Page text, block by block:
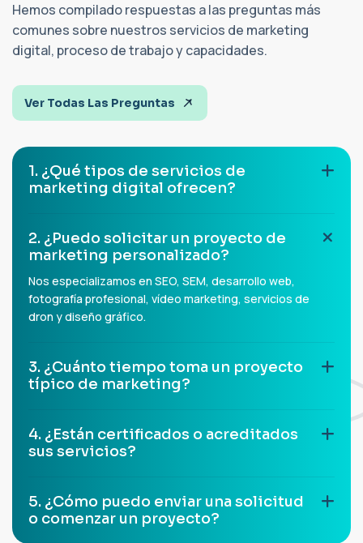
Hemos compilado respuestas a las preguntas más
comunes sobre nuestros servicios de marketing
digital, proceso de trabajo y capacidades.
Ver Todas Las Preguntas
1. ¿Qué tipos de servicios de
marketing digital ofrecen?
2. ¿Puedo solicitar un proyecto de
marketing personalizado?
Nos especializamos en SEO, SEM, desarrollo web,
fotografía profesional, vídeo marketing, servicios de
dron y diseño gráfico.
3. ¿Cuánto tiempo toma un proyecto
típico de marketing?
4. ¿Están certificados o acreditados
sus servicios?
5. ¿Cómo puedo enviar una solicitud
o comenzar un proyecto?